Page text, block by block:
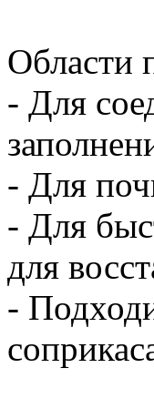
Области
- Для
- Для
- Для
для
-